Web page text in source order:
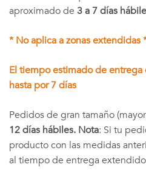
aproximado de 3 a 7 días
* No aplica a zonas extendidas
El tiempo estimado de
hasta por 7 días
Pedidos de gran tamaño
12 días hábiles. Nota: Si tu
producto con las medidas
al tiempo de entrega extendido